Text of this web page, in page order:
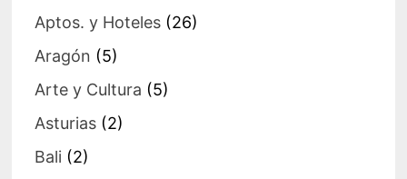
Aptos. y Hoteles(26)
Aragón (5)
Arte y Cultura (5)
Asturias(2)
Bali (2)